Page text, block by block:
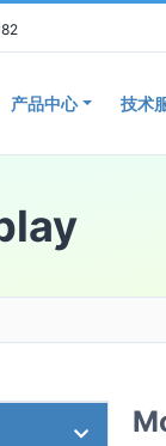
产品中心 技术